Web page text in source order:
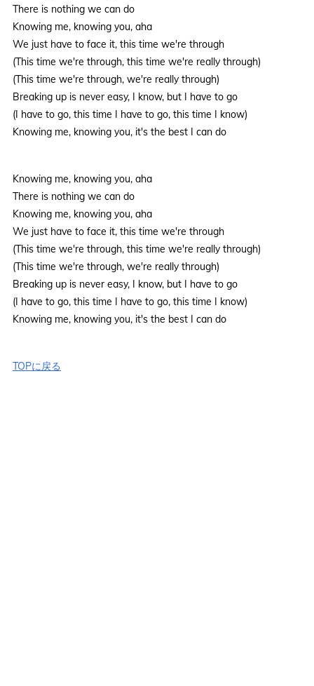
There is nothing we can do
Knowing me, knowing you, aha
We just have to face it, this time we're through
(This time we're through, this time we're really through)
(This time we're through, we're really through)
Breaking up is never easy, I know, but I have to go
(I have to go, this time I have to go, this time I know)
Knowing me, knowing you, it's the best I can do
Knowing me, knowing you, aha
There is nothing we can do
Knowing me, knowing you, aha
We just have to face it, this time we're through
(This time we're through, this time we're really through)
(This time we're through, we're really through)
Breaking up is never easy, I know, but I have to go
(I have to go, this time I have to go, this time I know)
Knowing me, knowing you, it's the best I can do
TOPに戻る